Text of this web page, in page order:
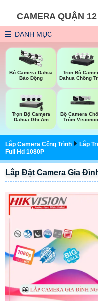
CAMERA QUẬN 12
DANH MỤC
Bộ Camera Dahua
Báo Động
Trọn Bộ
Dahua Chống
Trọn Bộ Camera
Dahua Ghi Âm
Bộ Camera
Trộm
Lắp Camera Công Trình Lắp
Full Hd 1080P
Lắp Đặt Camera Gia